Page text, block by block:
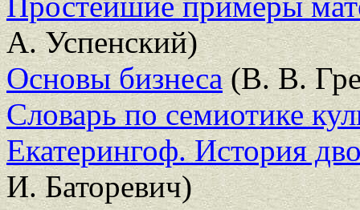
А. Успенский)
Основы бизнеса(В. В.
Словарь по семиотике
Екатерингоф. История
И. Баторевич)